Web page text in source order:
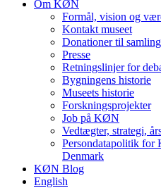
Om KØN
Formål, vision og
Kontakt museet
Donationer til
Presse
Retningslinjer for
Bygningens historie
Museets historie
Forskningsprojekter
Job på KØN
Vedtægter, strategi,
Persondatapolitik
Denmark
KØN Blog
English